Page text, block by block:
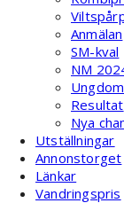
Anmälan
SM-kval
NM
Resultat
Nya
Utställningar
Annonstorget
Länkar
Vandringspris